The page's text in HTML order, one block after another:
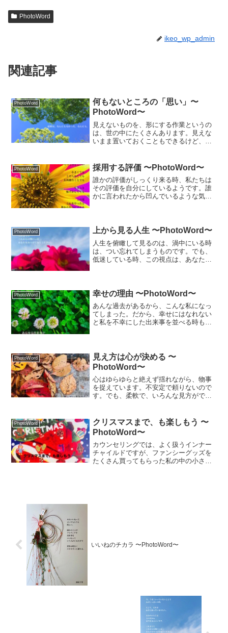
PhotoWord
ikeo_wp_admin
関連記事
PhotoWord
何もないところの「思い」〜
PhotoWord〜
見えないものを、形にする作業というの
は、世の中にたくさんあります。見えな
いまま置いておくこともできるけど、な
よね。
PhotoWord 採用する評価 〜PhotoWord〜
誰かの評価がしっくり来る時、私たちは
その評価を自分にしているようです。誰
かに言われたから凹んでいるような気が
PhotoWord 上から見る人生 〜PhotoWord〜
人生を俯瞰して見るのは、渦中にいる時
は、つい忘れてしまうものです。でも、
低迷している時、この視点は、あなたに
PhotoWord 幸せの理由 〜PhotoWord〜
あんな過去があるから、こんな私になっ
てしまった。だから、幸せにはなれない
と私を不幸にした出来事を並べる時もあ
るんです。
PhotoWord
見え方は心が決める 〜
PhotoWord〜
心はゆらゆらと絶えず揺れながら、物事
を捉えています。不安定で頼りないので
す。でも、柔軟で、いろんな見方ができ
PhotoWord
クリスマスまで、も楽しもう 〜
PhotoWord〜
カウンセリングでは、よく扱うインナー
チャイルドですが、ファンシーグッズを
たくさん買ってもらった私の中の小さな
いいねのチカラ 〜PhotoWord〜